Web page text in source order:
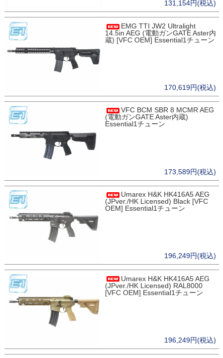
131,154円(税込)
EMG TTI JW2 Ultralight
14.5in AEG (電動ガンGATE Aster内
蔵) [VFC OEM] Essential1チューン
170,619円(税込)
VFC BCM SBR 8 MCMR AEG
(電動ガンGATE Aster内蔵)
Essential1チューン
173,589円(税込)
Umarex H&K HK416A5 AEG
(JPver./HK Licensed) Black [VFC
OEM] Essential1チューン
196,249円(税込)
Umarex H&K HK416A5 AEG
(JPver./HK Licensed) RAL8000
[VFC OEM] Essential1チューン
196,249円(税込)